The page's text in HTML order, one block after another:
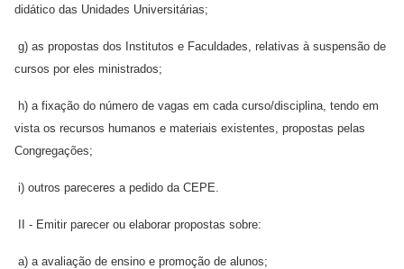
didático das Unidades Universitárias;
g) as propostas dos Institutos e Faculdades, relativas à suspensão de
cursos por eles ministrados;
h) a fixação do número de vagas em cada curso/disciplina, tendo em
vista os recursos humanos e materiais existentes, propostas pelas
Congregações;
i) outros pareceres a pedido da CEPE.
II - Emitir parecer ou elaborar propostas sobre:
a) a avaliação de ensino e promoção de alunos;